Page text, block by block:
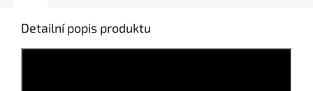
Detailní popis produktu